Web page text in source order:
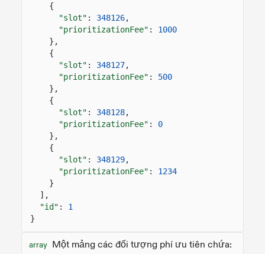
{
"slot" : 348126,
"prioritizationFee" :
1000
},
{
"slot" : 348127,
"prioritizationFee" :
500
},
{
"slot" : 348128,
"prioritizationFee" :
0
},
{
"slot" : 348129,
"prioritizationFee" :
1234
}
],
"id" :
1
}
array Một mảng các đối tượng phí ưu tiên chứa: